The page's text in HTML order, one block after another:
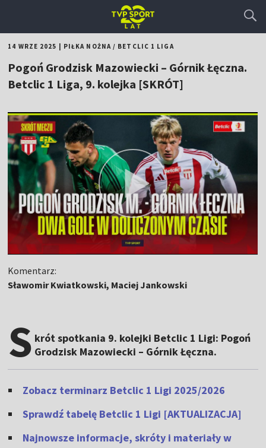
14 WRZE 2025 PIŁKA NOŻNA/ BETCLIC 1 LIGA
Pogoń Grodzisk Mazowiecki – Górnik Łęczna.
Betclic 1 Liga, 9. kolejka [SKRÓT]
Komentarz:
Sławomir Kwiatkowski, Maciej Jankowski
S krót spotkania 9. kolejki Betclic 1 Ligi: Pogoń
Grodzisk Mazowiecki – Górnik Łęczna.
Zobacz terminarz Betclic 1 Ligi 2025/2026
Sprawdź tabelę Betclic 1 Ligi [AKTUALIZACJA]
Najnowsze informacje, skróty i materiały w